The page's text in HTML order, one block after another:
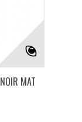
MAT